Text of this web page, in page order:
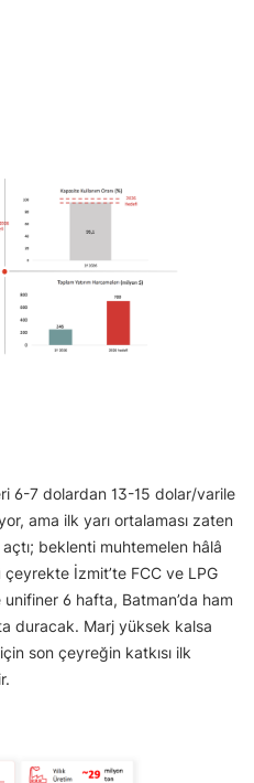
6-7 dolardan 13-15 dolar/varile
ama ilk yarı ortalaması zaten
beklenti muhtemelen hâlâ
çeyrekte İzmit’te FCC ve LPG
6 hafta, Batman’da ham
duracak. Marj yüksek kalsa
son çeyreğin katkısı ilk